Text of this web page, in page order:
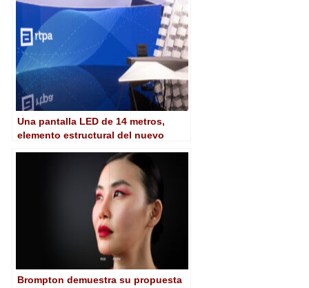
Una pantalla LED de 14 metros,
elemento estructural del nuevo
Brompton demuestra su propuesta